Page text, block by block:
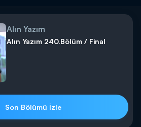
Alın Yazım
Alın Yazım 240.Bölüm / Final
Son Bölümü İzle